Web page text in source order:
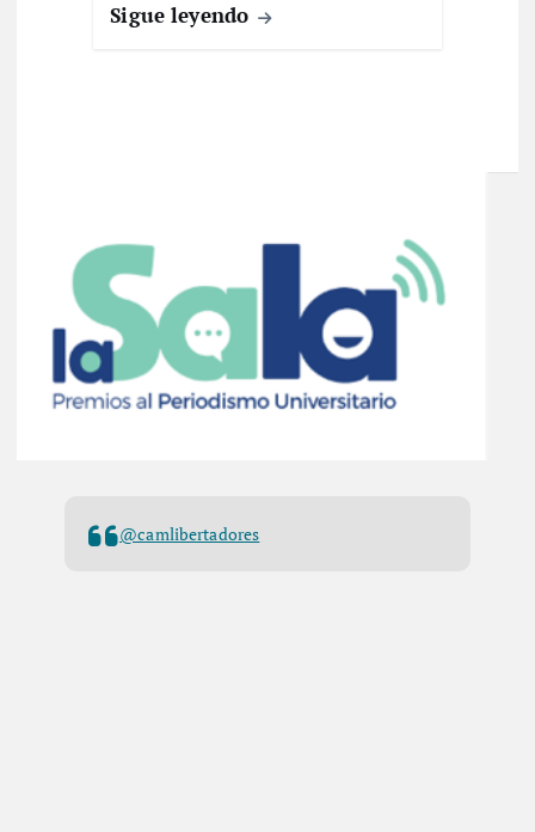
Sigue leyendo
@camlibertadores